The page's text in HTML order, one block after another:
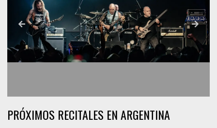
PRÓXIMOS RECITALES EN ARGENTINA